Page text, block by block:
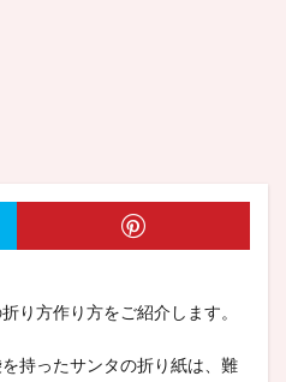
り方作り方をご紹介します。
持ったサンタの折り紙は、難